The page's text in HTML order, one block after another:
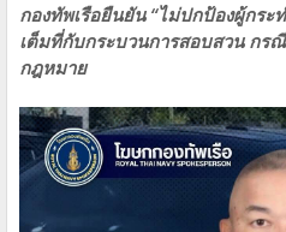
กองทัพเรือยืนยัน “ไม่ปกป้องผู้กร
เต็มที่กับกระบวนการสอบสวน กร
กฎหมาย